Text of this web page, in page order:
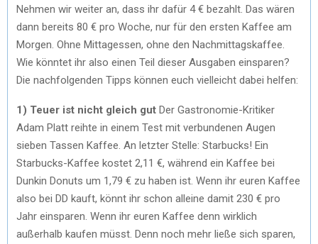
Nehmen wir weiter an, dass ihr dafür 4 € bezahlt. Das wären
dann bereits 80 € pro Woche, nur für den ersten Kaffee am
Morgen. Ohne Mittagessen, ohne den Nachmittagskaffee.
Wie könntet ihr also einen Teil dieser Ausgaben einsparen?
Die nachfolgenden Tipps können euch vielleicht dabei helfen:
1) Teuer ist nicht gleich gut Der Gastronomie-Kritiker
Adam Platt reihte in einem Test mit verbundenen Augen
sieben Tassen Kaffee. An letzter Stelle: Starbucks! Ein
Starbucks-Kaffee kostet 2,11 €, während ein Kaffee bei
Dunkin Donuts um 1,79 € zu haben ist. Wenn ihr euren Kaffee
also bei DD kauft, könnt ihr schon alleine damit 230 € pro
Jahr einsparen. Wenn ihr euren Kaffee denn wirklich
außerhalb kaufen müsst. Denn noch mehr ließe sich sparen,